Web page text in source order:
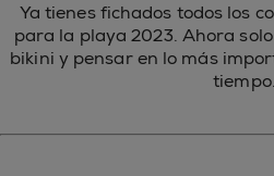
Ya tienes fichados todos los
para la playa 2023. Ahora
bikini y pensar en lo más
tiempo.